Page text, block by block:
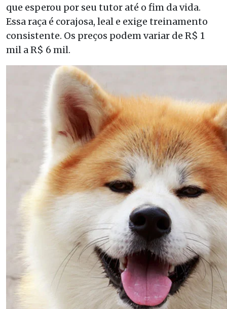
que esperou por seu tutor até o fim da vida.
Essa raça é corajosa, leal e exige treinamento
consistente. Os preços podem variar de R$ 1
mil a R$ 6 mil.